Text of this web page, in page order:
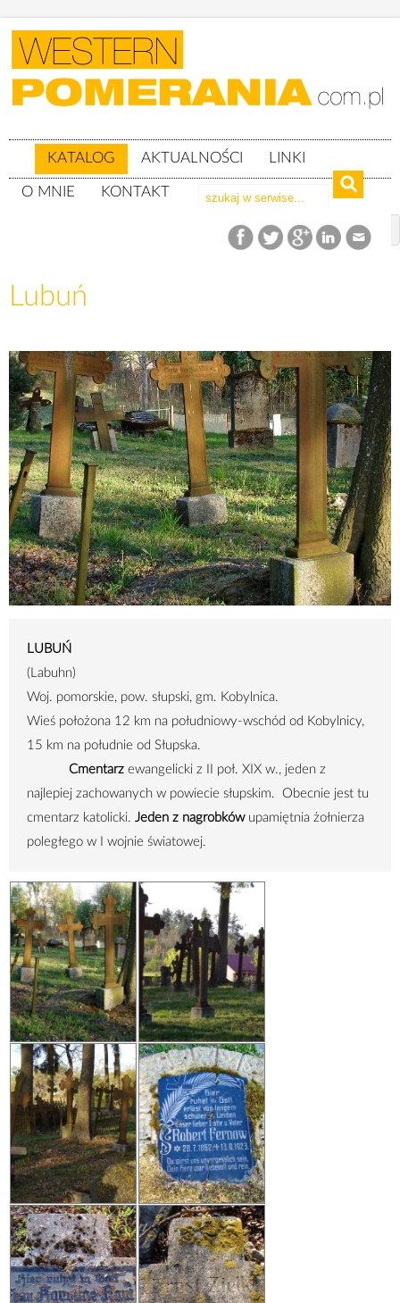
KATALOG AKTUALNOŚCI LINKI
O MNIE KONTAKT
woj. pomorskie
Lubuń
LUBUŃ
(Labuhn)
Woj. pomorskie, pow. słupski, gm. Kobylnica.
Wieś położona 12 km na południowy-wschód od Kobylnicy,
15 km na południe od Słupska.
Cmentarz ewangelicki z II poł. XIX w., jeden z
najlepiej zachowanych w powiecie słupskim. Obecnie jest tu
cmentarz katolicki. Jeden z nagrobkówupamiętnia żołnierza
poległego w I wojnie światowej.